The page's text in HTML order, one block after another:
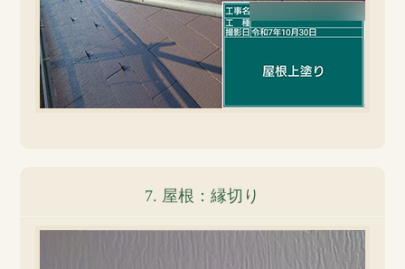
7. 屋根：縁切り